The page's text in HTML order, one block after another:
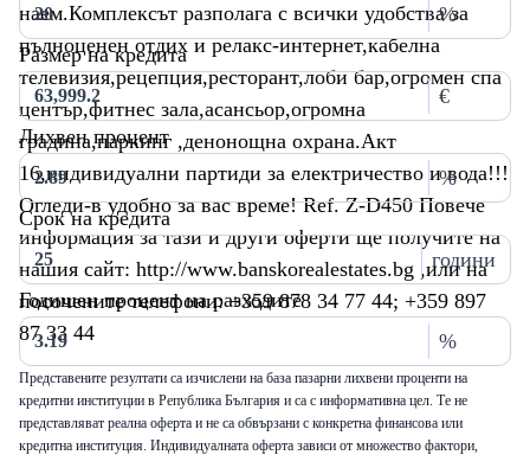
наем.Комплексът разполага с всички удобства за
пълноценен отдих и релакс-интернет,кабелна
телевизия,рецепция,ресторант,лоби бар,огромен спа
център,фитнес зала,асансьор,огромна
градина,паркинг ,денонощна охрана.Акт
16,индивидуални партиди за електричество и вода!!!
Огледи-в удобно за вас време! Ref. Z-D450 Повече
информация за тази и други оферти ще получите на
нашия сайт: http://www.banskorealestates.bg ,или на
посочените телефони: +359 878 34 77 44; +359 897
87 33 44
%
Размер на кредита
€
Лихвен процент
%
Срок на кредита
години
Годишен процент на разходите
%
Представените резултати са изчислени на база пазарни лихвени проценти на
кредитни институции в Република България и са с информативна цел. Те не
представляват реална оферта и не са обвързани с конкретна финансова или
кредитна институция. Индивидуалната оферта зависи от множество фактори,